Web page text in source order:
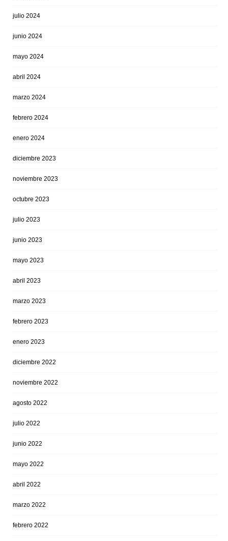
julio 2024
junio 2024
mayo 2024
abril 2024
marzo 2024
febrero 2024
enero 2024
diciembre 2023
noviembre 2023
octubre 2023
julio 2023
junio 2023
mayo 2023
abril 2023
marzo 2023
febrero 2023
enero 2023
diciembre 2022
noviembre 2022
agosto 2022
julio 2022
junio 2022
mayo 2022
abril 2022
marzo 2022
febrero 2022